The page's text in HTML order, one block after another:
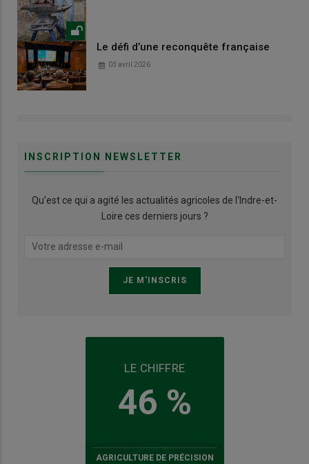
Le défi d’une reconquête française
03 avril 2026
INSCRIPTION NEWSLETTER
Qu’est ce qui a agité les actualités agricoles de l'Indre-et-
Loire ces derniers jours ?
LE CHIFFRE
46 %
AGRICULTURE DE PRÉCISION